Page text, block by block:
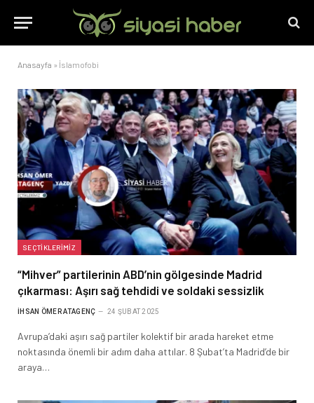
Anasayfa » İslamofobi
SEÇTIKLERIMIZ
“Mihver” partilerinin ABD’nin gölgesinde Madrid
çıkarması: Aşırı sağ tehdidi ve soldaki sessizlik
İHSAN ÖMER ATAGENÇ 24 ŞUBAT 2025
Avrupa’daki aşırı sağ partiler kolektif bir arada hareket etme
noktasında önemli bir adım daha attılar. 8 Şubat’ta Madrid’de bir
araya…